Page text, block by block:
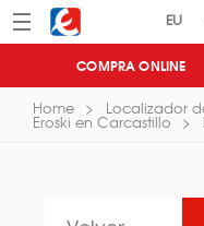
Menú Eroski
COMPRA ONLINE
Home Localizador
Eroski en Carcastillo